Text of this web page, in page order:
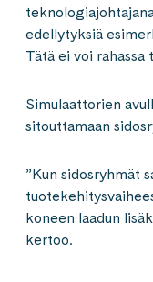
edellytyksiä
Tätä ei voi rahassa
Simulaattorien
sitouttamaan
”Kun sidosryhmät
koneen laadun
kertoo.